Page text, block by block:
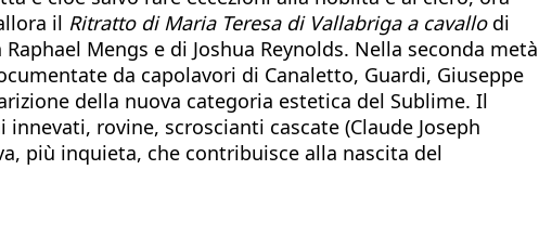
il Ritratto di Maria Teresa di Vallabriga a cavallodi
Mengs e di Joshua Reynolds. Nella seconda metà
da capolavori di Canaletto, Guardi, Giuseppe
della nuova categoria estetica del Sublime. Il
rovine, scroscianti cascate (Claude Joseph
più inquieta, che contribuisce alla nascita del